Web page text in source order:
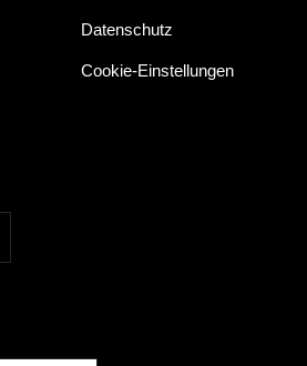
Datenschutz
Cookie-Einstellungen